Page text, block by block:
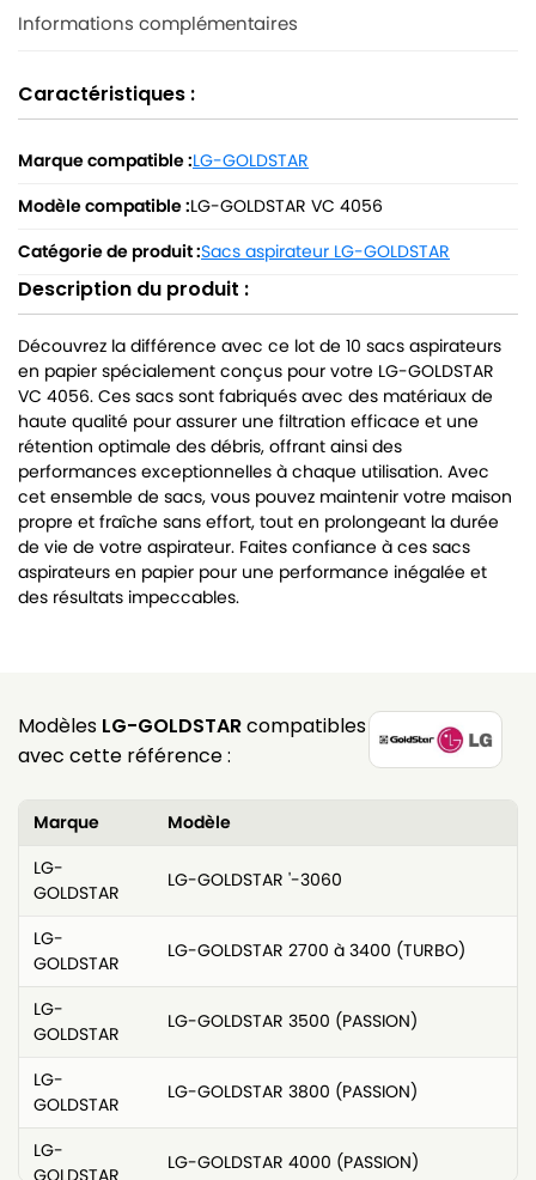
Informations complémentaires
Caractéristiques :
Marque compatible :LG-GOLDSTAR
Modèle compatible :LG-GOLDSTAR VC 4056
Catégorie de produit :Sacs aspirateur LG-GOLDSTAR
Description du produit :
Découvrez la différence avec ce lot de 10 sacs aspirateurs
en papier spécialement conçus pour votre LG-GOLDSTAR
VC 4056. Ces sacs sont fabriqués avec des matériaux de
haute qualité pour assurer une filtration efficace et une
rétention optimale des débris, offrant ainsi des
performances exceptionnelles à chaque utilisation. Avec
cet ensemble de sacs, vous pouvez maintenir votre maison
propre et fraîche sans effort, tout en prolongeant la durée
de vie de votre aspirateur. Faites confiance à ces sacs
aspirateurs en papier pour une performance inégalée et
des résultats impeccables.
Modèles LG-GOLDSTARcompatibles
avec cette référence :
Marque
Modèle
LG-
GOLDSTAR
LG-GOLDSTAR '-3060
LG-
GOLDSTAR
LG-GOLDSTAR 2700 à 3400 (TURBO)
LG-
GOLDSTAR
LG-GOLDSTAR 3500 (PASSION)
LG-
GOLDSTAR
LG-GOLDSTAR 3800 (PASSION)
LG-
GOLDSTAR
LG-GOLDSTAR 4000 (PASSION)